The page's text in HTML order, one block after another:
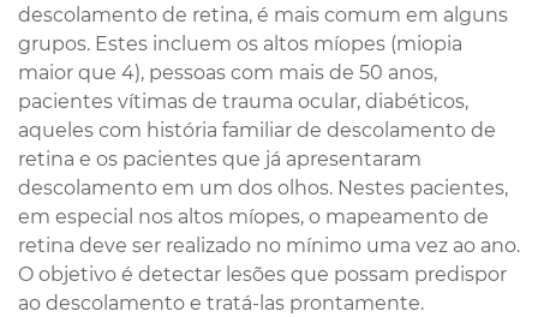
descolamento de retina, é mais comum em alguns
grupos. Estes incluem os altos míopes (miopia
maior que 4), pessoas com mais de 50 anos,
pacientes vítimas de trauma ocular, diabéticos,
aqueles com história familiar de descolamento de
retina e os pacientes que já apresentaram
descolamento em um dos olhos. Nestes pacientes,
em especial nos altos míopes, o mapeamento de
retina deve ser realizado no mínimo uma vez ao ano.
O objetivo é detectar lesões que possam predispor
ao descolamento e tratá-las prontamente.